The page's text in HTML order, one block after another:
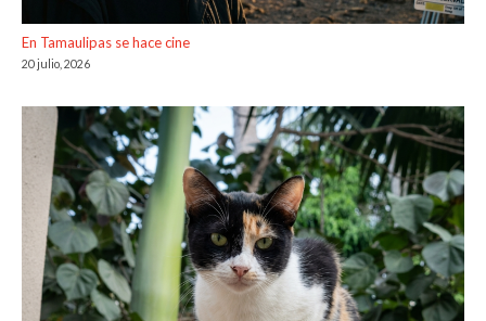
En Tamaulipas se hace cine
20 julio, 2026